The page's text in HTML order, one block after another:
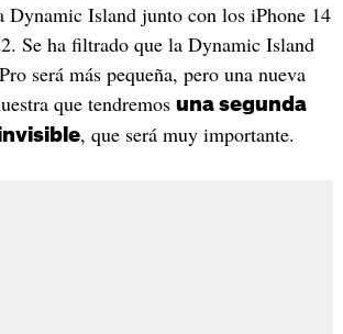
Dynamic Island junto con los iPhone 14
Se ha filtrado que la Dynamic Island
será más pequeña, pero una nueva
que tendremos una segunda
, que será muy importante.